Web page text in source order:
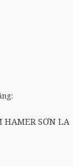
HAMER SƠN LA